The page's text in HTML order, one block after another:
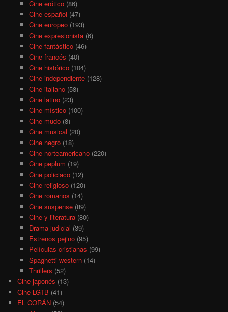
Cine erótico(86)
Cine español (47)
Cine europeo(193)
Cine expresionista(6)
Cine fantástico(46)
Cine francés (40)
Cine histórico(104)
Cine independiente(128)
Cine italiano(58)
Cine latino(23)
Cine místico(100)
Cine mudo(8)
Cine musical (20)
Cine negro(18)
Cine norteamericano(220)
Cine peplum (19)
Cine policiaco(12)
Cine religioso(120)
Cine romanos (14)
Cine suspense(89)
Cine y literatura(80)
Drama judicial (39)
Estrenos pejino(95)
Películas cristianas (99)
Spaghetti western(14)
Thrillers (52)
Cine japonés (13)
Cine LGTB (41)
EL CORÁN (54)